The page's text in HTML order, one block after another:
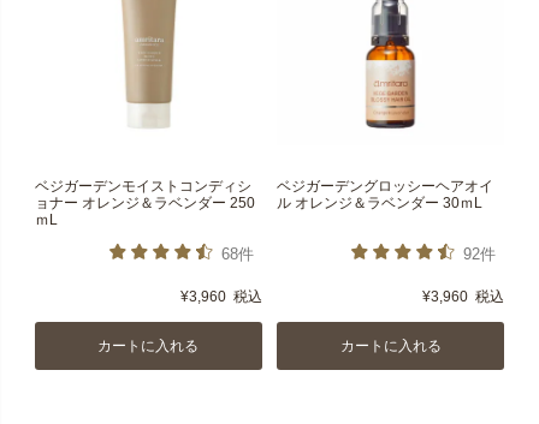
ベジガーデンモイストコンディシ
ョナー オレンジ＆ラベンダー 250
ｍL
68件
¥3,960 税込
カートに入れる
ベジガーデングロッシーヘアオイ
ル オレンジ＆ラベンダー 30ｍL
92件
¥3,960 税込
カートに入れる